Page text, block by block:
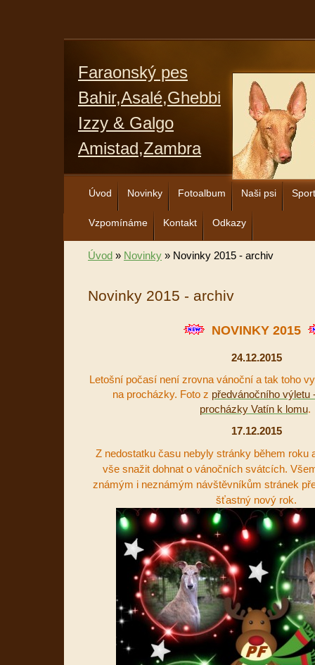
Faraonský pes
Bahir,Asalé,Ghebbi
Izzy & Galgo
Amistad,Zambra
Úvod Novinky Fotoalbum Naši psi Sport
Vzpomínáme Kontakt Odkazy
Úvod » Novinky » Novinky 2015 - archiv
Novinky 2015 - archiv
NOVINKY 2015
24.12.2015
Letošní počasí není zrovna vánoční a tak toho
na procházky. Foto z předvánočního výletu
procházky Vatín k lomu.
17.12.2015
Z nedostatku času nebyly stránky během roku
vše snažit dohnat o vánočních svátcích.
známým i neznámým návštěvníkům stránek
šťastný nový rok.